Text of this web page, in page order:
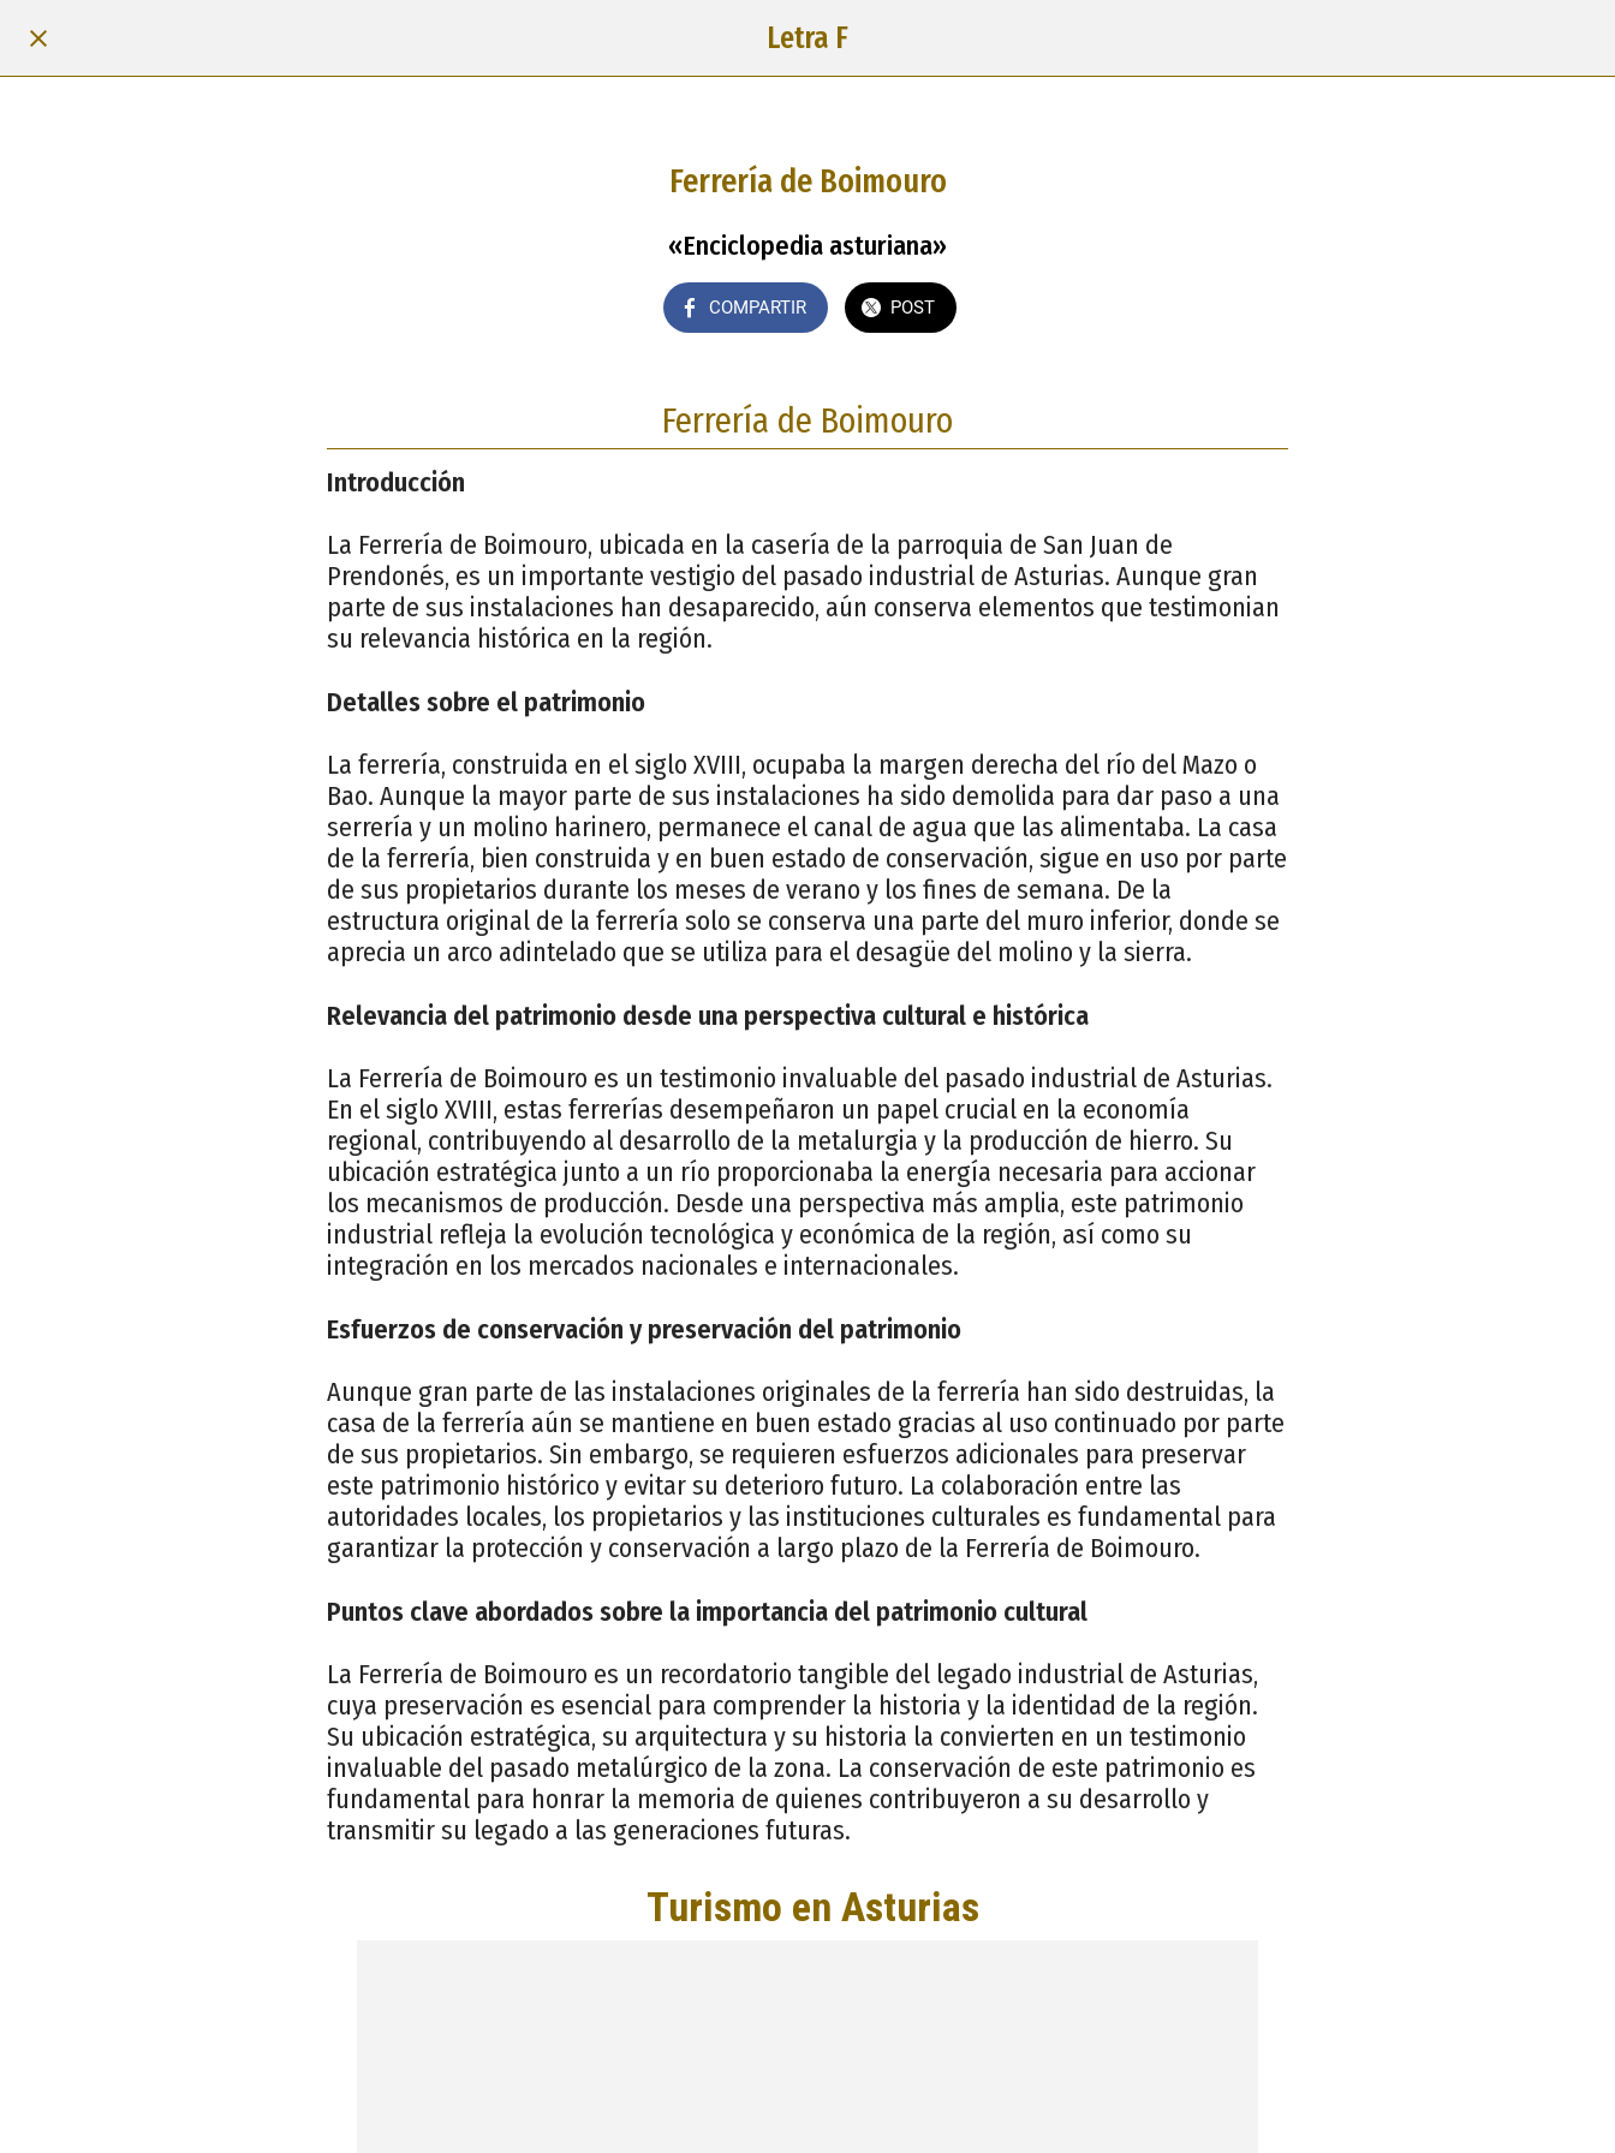
Letra F
Ferrería de Boimouro
«Enciclopedia asturiana»
COMPARTIR POST
Ferrería de Boimouro
Introducción
La Ferrería de Boimouro, ubicada en la casería de la parroquia de San Juan de
Prendonés, es un importante vestigio del pasado industrial de Asturias. Aunque gran
parte de sus instalaciones han desaparecido, aún conserva elementos que testimonian
su relevancia histórica en la región.
Detalles sobre el patrimonio
La ferrería, construida en el siglo XVIII, ocupaba la margen derecha del río del Mazo o
Bao. Aunque la mayor parte de sus instalaciones ha sido demolida para dar paso a una
serrería y un molino harinero, permanece el canal de agua que las alimentaba. La casa
de la ferrería, bien construida y en buen estado de conservación, sigue en uso por parte
de sus propietarios durante los meses de verano y los fines de semana. De la
estructura original de la ferrería solo se conserva una parte del muro inferior, donde se
aprecia un arco adintelado que se utiliza para el desagüe del molino y la sierra.
Relevancia del patrimonio desde una perspectiva cultural e histórica
La Ferrería de Boimouro es un testimonio invaluable del pasado industrial de Asturias.
En el siglo XVIII, estas ferrerías desempeñaron un papel crucial en la economía
regional, contribuyendo al desarrollo de la metalurgia y la producción de hierro. Su
ubicación estratégica junto a un río proporcionaba la energía necesaria para accionar
los mecanismos de producción. Desde una perspectiva más amplia, este patrimonio
industrial refleja la evolución tecnológica y económica de la región, así como su
integración en los mercados nacionales e internacionales.
Esfuerzos de conservación y preservación del patrimonio
Aunque gran parte de las instalaciones originales de la ferrería han sido destruidas, la
casa de la ferrería aún se mantiene en buen estado gracias al uso continuado por parte
de sus propietarios. Sin embargo, se requieren esfuerzos adicionales para preservar
este patrimonio histórico y evitar su deterioro futuro. La colaboración entre las
autoridades locales, los propietarios y las instituciones culturales es fundamental para
garantizar la protección y conservación a largo plazo de la Ferrería de Boimouro.
Puntos clave abordados sobre la importancia del patrimonio cultural
La Ferrería de Boimouro es un recordatorio tangible del legado industrial de Asturias,
cuya preservación es esencial para comprender la historia y la identidad de la región.
Su ubicación estratégica, su arquitectura y su historia la convierten en un testimonio
invaluable del pasado metalúrgico de la zona. La conservación de este patrimonio es
fundamental para honrar la memoria de quienes contribuyeron a su desarrollo y
transmitir su legado a las generaciones futuras.